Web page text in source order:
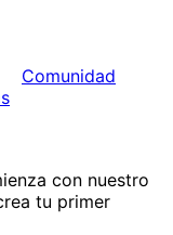
Comunidad
con nuestro
tu primer